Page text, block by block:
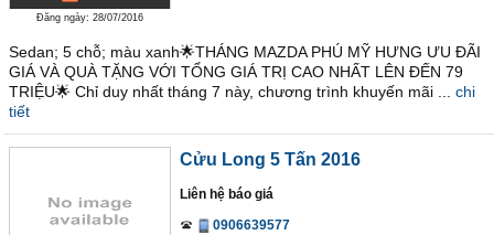
Đăng ngày: 28/07/2016
Sedan; 5 chỗ; màu xanh🌟THÁNG MAZDA PHÚ MỸ HƯNG ƯU ĐÃI
GIÁ VÀ QUÀ TẶNG VỚI TỔNG GIÁ TRỊ CAO NHẤT LÊN ĐẾN 79
TRIỆU🌟 Chỉ duy nhất tháng 7 này, chương trình khuyến mãi ...
chi
tiết
Cửu Long 5 Tấn 2016
Liên hệ báo giá
0906639577